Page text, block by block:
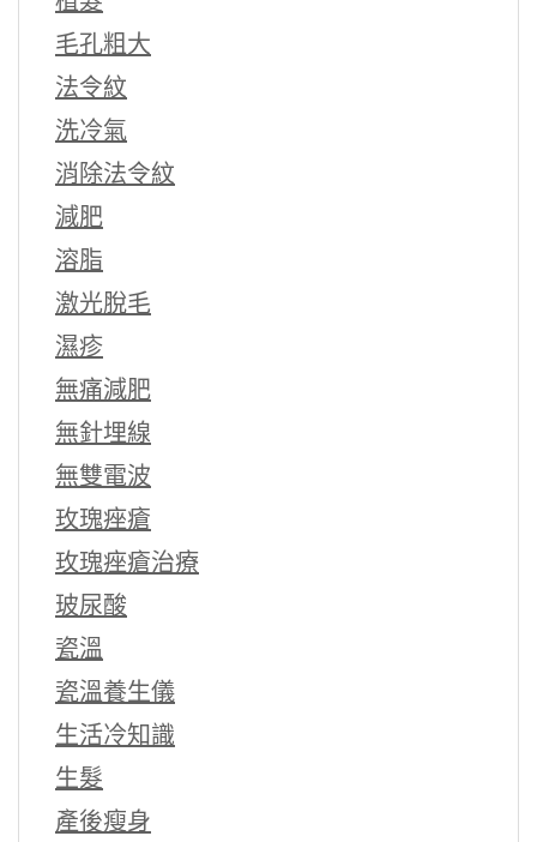
毛孔粗大
法令紋
洗冷氣
消除法令紋
減肥
溶脂
激光脫毛
濕疹
無痛減肥
無針埋線
無雙電波
玫瑰痤瘡
玫瑰痤瘡治療
玻尿酸
瓷溫
瓷溫養生儀
生活冷知識
生髮
產後瘦身